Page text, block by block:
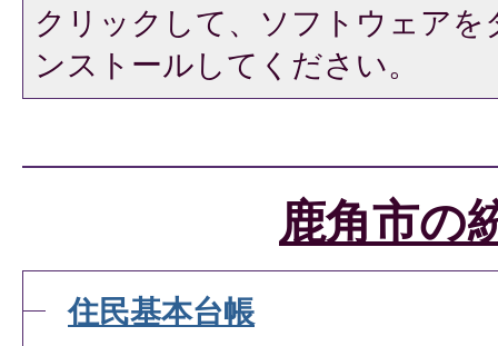
クリックして、ソフトウェア
ンストールしてください。
鹿角市の
住民基本台帳